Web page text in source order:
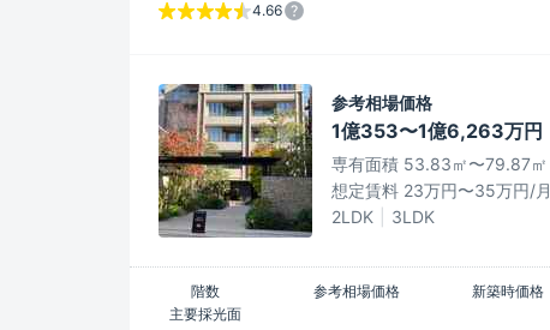
4.66
参考相場価格
1億353〜1億6,263万円
専有面積 53.83㎡〜79.87㎡
想定賃料 23万円〜35万円/月
2LDK
3LDK
階数 参考相場価格 新築時価格
主要採光面